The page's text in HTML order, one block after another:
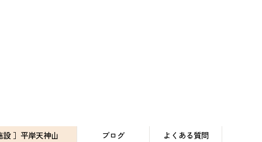
設 ］平岸天神山 ブログ よくある質問